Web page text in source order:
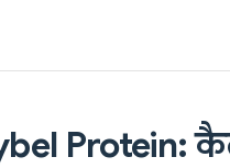
Protein: